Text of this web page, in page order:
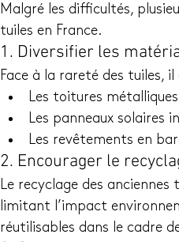
Malgré les difficultés,
tuiles en France.
1. Diversifier les
Face à la rareté des tuiles,
Les toitures
Les panneaux solaires
Les revêtements en
2. Encourager le
Le recyclage des
limitant l’impact
réutilisables dans le cadre